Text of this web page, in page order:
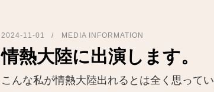
2024-11-01 MEDIA INFORMATION
情熱大陸に出演します。
こんな私が情熱大陸出れるとは全く思って